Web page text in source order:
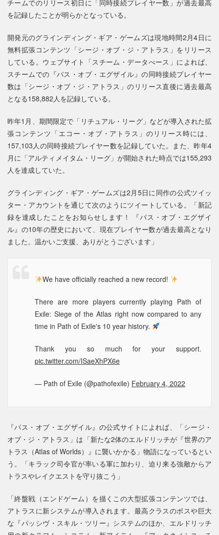
チームでのリリース初日に「同時接続プレイヤー数」が過去最高
を記録したことが明らかとなっている。
開発元のグラインディング・ギア・ゲームズは現地時間2月4日に
無料拡張コンテンツ「シージ・オブ・ジ・アトラス」をリリース
している。ウェブサイト「スチーム・データべース」によれば、
スチームでの『パス・オブ・エグザイル』の同時接続プレイヤー
数は「シージ・オブ・ジ・アトラス」のリリース直後に過去最高
となる158,882人を記録している。
昨年1月、期間限定で「リチュアル・リーグ」などが導入された拡
張コンテンツ「エコー・オブ・アトラス」のリリース時には、
157,103人の同時接続プレイヤー数を記録していた。また、昨年4
月に「アルティメイタム・リーグ」が開始された時点では155,293
人を達成していた。
グラインディング・ギア・ゲームズは2月5日に同作の公式ツイッ
ター・アカウントを通じて次のようにツイートしている。「新記
録を達成したことをお知らせします！ 『パス・オブ・エグザイ
ル』の10年の歴史において、現在プレイヤー数が過去最高となり
ました。温かいご支援、ありがとうございます」
We have officially reached a new record!
There are more players currently playing Path of
Exile: Siege of the Atlas right now compared to any
time in Path of Exile's 10 year history.
Thank you so much for your support.
pic.twitter.com/ISaeXhPX6e
— Path of Exile (@pathofexile) February 4, 2022
『パス・オブ・エグザイル』の公式サイトによれば、「シージ・
オブ・ジ・アトラス」は「新たな2体のエルドリッチが『世界のア
トラス（Atlas of Worlds）』に襲いかかる」物語になっているとい
う。「キラック司令官が率いる軍に加わり、迫り来る強敵からア
トラスやレイクエストを守り抜こう」
「終盤戦（エンドゲーム）を描くこの大型拡張コンテンツでは、
アトラスに新システムが導入されます。最高クラスのボスや巨大
な『パッシヴ・スキル・ツリー』システムのほか、エルドリッチ